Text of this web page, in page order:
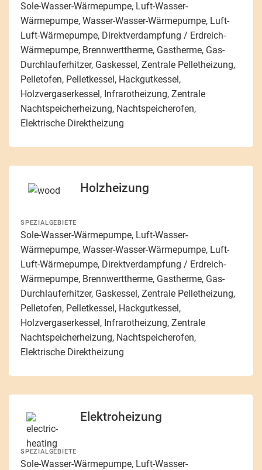
Sole-Wasser-Wärmepumpe, Luft-Wasser-
Wärmepumpe, Wasser-Wasser-Wärmepumpe, Luft-
Luft-Wärmepumpe, Direktverdampfung / Erdreich-
Wärmepumpe, Brennwerttherme, Gastherme, Gas-
Durchlauferhitzer, Gaskessel, Zentrale Pelletheizung,
Pelletofen, Pelletkessel, Hackgutkessel,
Holzvergaserkessel, Infrarotheizung, Zentrale
Nachtspeicherheizung, Nachtspeicherofen,
Elektrische Direktheizung
Holzheizung
SPEZIALGEBIETE
Sole-Wasser-Wärmepumpe, Luft-Wasser-
Wärmepumpe, Wasser-Wasser-Wärmepumpe, Luft-
Luft-Wärmepumpe, Direktverdampfung / Erdreich-
Wärmepumpe, Brennwerttherme, Gastherme, Gas-
Durchlauferhitzer, Gaskessel, Zentrale Pelletheizung,
Pelletofen, Pelletkessel, Hackgutkessel,
Holzvergaserkessel, Infrarotheizung, Zentrale
Nachtspeicherheizung, Nachtspeicherofen,
Elektrische Direktheizung
Elektroheizung
SPEZIALGEBIETE
Sole-Wasser-Wärmepumpe, Luft-Wasser-